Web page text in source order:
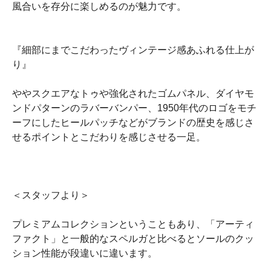
風合いを存分に楽しめるのが魅力です。
『細部にまでこだわったヴィンテージ感あふれる仕上が
り』
ややスクエアなトゥや強化されたゴムパネル、ダイヤモ
ンドパターンのラバーバンパー、1950年代のロゴをモチ
ーフにしたヒールパッチなどがブランドの歴史を感じさ
せるポイントとこだわりを感じさせる一足。
＜スタッフより＞
プレミアムコレクションということもあり、「アーティ
ファクト」と一般的なスペルガと比べるとソールのクッ
ション性能が段違いに違います。